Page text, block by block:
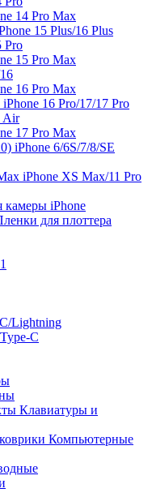
14 Pro Max
15 Plus/16 Plus
Pro
15 Pro Max
16 Pro Max
iPhone 16 Pro/17/17 Pro
Air
17 Pro Max
iPhone 6/6S/7/8/SE
iPhone XS Max/11 Pro
камеры iPhone
для плоттера
Lightning
C
Клавиатуры и
Компьютерные